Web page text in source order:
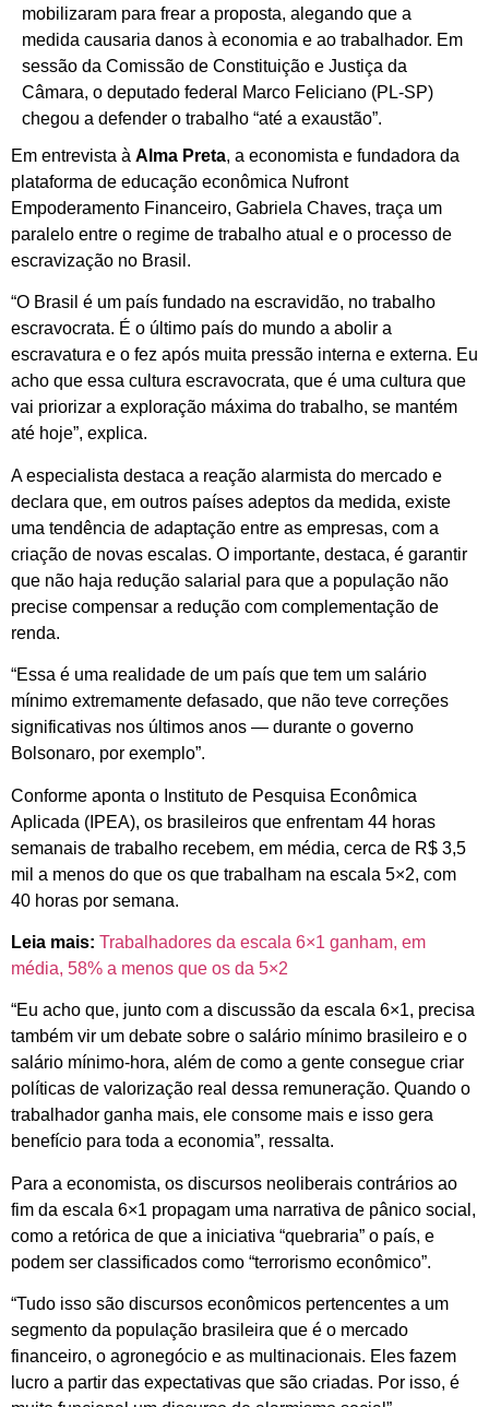
mobilizaram para frear a proposta, alegando que a
medida causaria danos à economia e ao trabalhador. Em
sessão da Comissão de Constituição e Justiça da
Câmara, o deputado federal Marco Feliciano (PL-SP)
chegou a defender o trabalho “até a exaustão”.
Em entrevista à Alma Preta, a economista e fundadora da
plataforma de educação econômica Nufront
Empoderamento Financeiro, Gabriela Chaves, traça um
paralelo entre o regime de trabalho atual e o processo de
escravização no Brasil.
“O Brasil é um país fundado na escravidão, no trabalho
escravocrata. É o último país do mundo a abolir a
escravatura e o fez após muita pressão interna e externa. Eu
acho que essa cultura escravocrata, que é uma cultura que
vai priorizar a exploração máxima do trabalho, se mantém
até hoje”, explica.
A especialista destaca a reação alarmista do mercado e
declara que, em outros países adeptos da medida, existe
uma tendência de adaptação entre as empresas, com a
criação de novas escalas. O importante, destaca, é garantir
que não haja redução salarial para que a população não
precise compensar a redução com complementação de
renda.
“Essa é uma realidade de um país que tem um salário
mínimo extremamente defasado, que não teve correções
significativas nos últimos anos — durante o governo
Bolsonaro, por exemplo”.
Conforme aponta o Instituto de Pesquisa Econômica
Aplicada (IPEA), os brasileiros que enfrentam 44 horas
semanais de trabalho recebem, em média, cerca de R$ 3,5
mil a menos do que os que trabalham na escala 5×2, com
40 horas por semana.
Leia mais: Trabalhadores da escala 6×1 ganham, em
média, 58% a menos que os da 5×2
“Eu acho que, junto com a discussão da escala 6×1, precisa
também vir um debate sobre o salário mínimo brasileiro e o
salário mínimo-hora, além de como a gente consegue criar
políticas de valorização real dessa remuneração. Quando o
trabalhador ganha mais, ele consome mais e isso gera
benefício para toda a economia”, ressalta.
Para a economista, os discursos neoliberais contrários ao
fim da escala 6×1 propagam uma narrativa de pânico social,
como a retórica de que a iniciativa “quebraria” o país, e
podem ser classificados como “terrorismo econômico”.
“Tudo isso são discursos econômicos pertencentes a um
segmento da população brasileira que é o mercado
financeiro, o agronegócio e as multinacionais. Eles fazem
lucro a partir das expectativas que são criadas. Por isso, é